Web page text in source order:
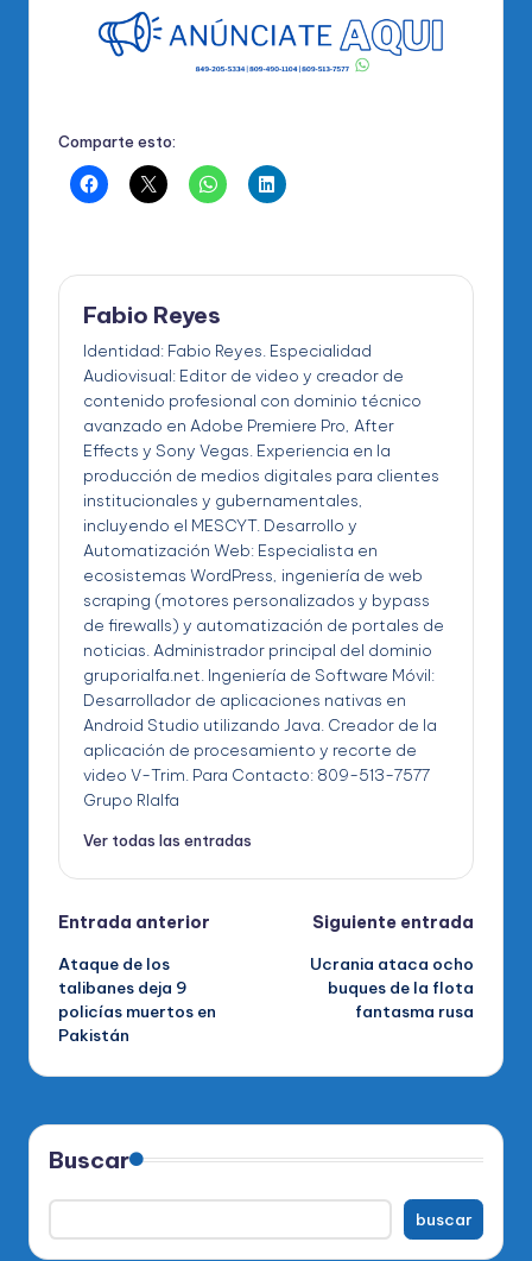
Comparte esto:
Fabio Reyes
Identidad: Fabio Reyes. Especialidad
Audiovisual: Editor de video y creador de
contenido profesional con dominio técnico
avanzado en Adobe Premiere Pro, After
Effects y Sony Vegas. Experiencia en la
producción de medios digitales para clientes
institucionales y gubernamentales,
incluyendo el MESCYT. Desarrollo y
Automatización Web: Especialista en
ecosistemas WordPress, ingeniería de web
scraping (motores personalizados y bypass
de firewalls) y automatización de portales de
noticias. Administrador principal del dominio
gruporialfa.net. Ingeniería de Software Móvil:
Desarrollador de aplicaciones nativas en
Android Studio utilizando Java. Creador de la
aplicación de procesamiento y recorte de
video V-Trim. Para Contacto: 809-513-7577
Grupo RIalfa
Ver todas las entradas
Navegación
de
entradas
Entrada anterior
Ataque de los
talibanes deja 9
policías muertos en
Pakistán
Siguiente entrada
Ucrania ataca ocho
buques de la flota
fantasma rusa
Buscar
buscar